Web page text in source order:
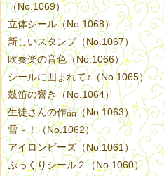
（No.1069）
立体シール（No.1068）
新しいスタンプ（No.1067）
吹奏楽の音色（No.1066）
シールに囲まれて♪（No.1065）
鼓笛の響き（No.1064）
生徒さんの作品（No.1063）
雪～！（No.1062）
アイロンビーズ（No.1061）
ぷっくりシール２（No.1060）